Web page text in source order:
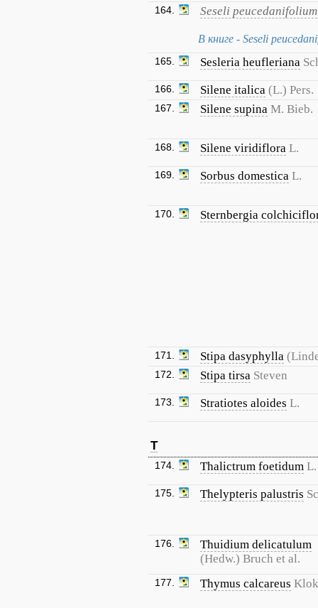
164. Seseli peucedanifolium
В книге - Seseli
165. Sesleria heufleriana
166. Silene italica (L.) Pers.
167. Silene supina M. Bieb.
168. Silene viridiflora L.
169. Sorbus domestica L.
170. Sternbergia
171. Stipa dasyphylla
172. Stipa tirsa Steven
173. Stratiotes aloides L.
T
174. Thalictrum foetidum L.
175. Thelypteris palustris
176.
Thuidium delicatulum
(Hedw.) Bruch et al.
177. Thymus calcareus